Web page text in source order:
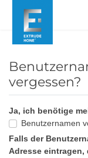
vergessen?
Ja, ich benötige
Benutzernamen
Falls der
Adresse eintragen,